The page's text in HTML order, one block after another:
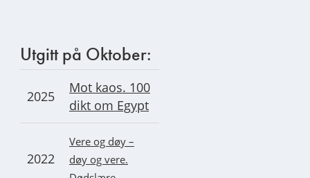
Utgitt på Oktober:
2025
Mot kaos. 100
dikt om Egypt
2022
Vere og døy –
døy og vere.